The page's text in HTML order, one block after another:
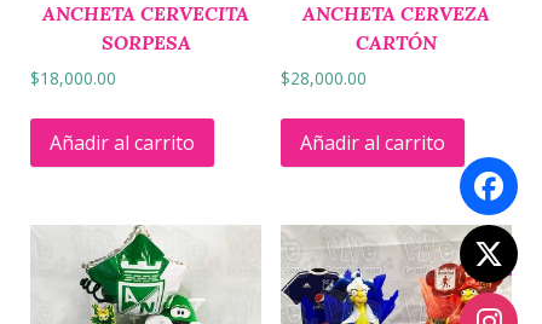
ANCHETA CERVECITA
SORPESA
$18,000.00
Añadir al carrito
ANCHETA CERVEZA
CARTÓN
$28,000.00
Añadir al carrito